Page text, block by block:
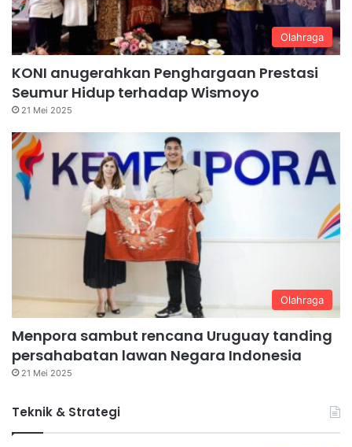
Olahraga
KONI anugerahkan Penghargaan Prestasi
Seumur Hidup terhadap Wismoyo
21 Mei 2025
Olahraga
Menpora sambut rencana Uruguay tanding
persahabatan lawan Negara Indonesia
21 Mei 2025
Teknik & Strategi